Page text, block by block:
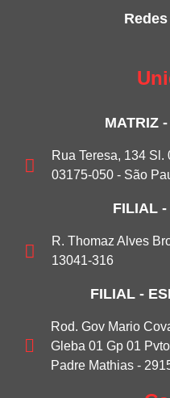
MATRIZ
Rua Teresa, 134 Sl.
03175-050 - São
FILIAL
R. Thomaz Alves
13041-316
FILIAL -
Rod. Gov Mario
Gleba 01 Gp 01
Padre Mathias -